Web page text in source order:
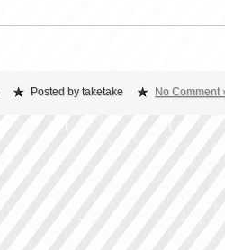
Posted by taketake No Comment